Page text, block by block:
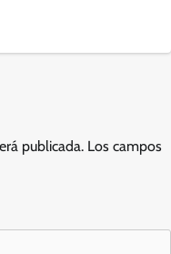
publicada. Los campos